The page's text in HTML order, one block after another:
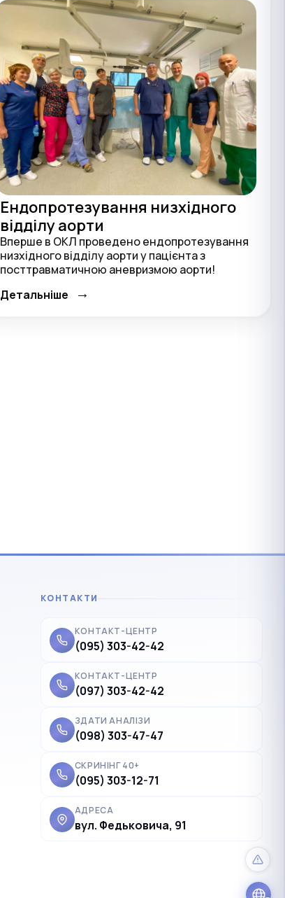
Čeština
Ендопротезування низхідного
відділу аорти
Вперше в ОКЛ проведено ендопротезування
низхідного відділу аорти у пацієнта з
посттравматичною аневризмою аорти!
Детальніше
→
КОНТАКТИ
КОНТАКТ-ЦЕНТР
(095) 303-42-42
КОНТАКТ-ЦЕНТР
(097) 303-42-42
ЗДАТИ АНАЛІЗИ
(098) 303-47-47
СКРИНІНГ 40+
(095) 303-12-71
АДРЕСА
вул. Федьковича, 91